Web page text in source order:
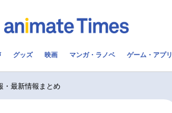
グッズ 映画 マンガ・ラノベ ゲーム・アプリ
・最新情報まとめ